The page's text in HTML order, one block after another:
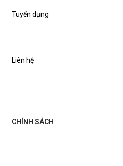
Tuyển dụng
Liên hệ
CHÍNH SÁCH